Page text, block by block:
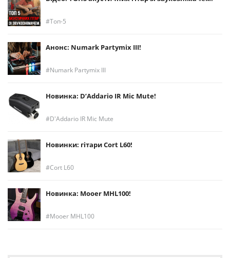
Топ-5
Анонс: Numark Partymix III!
Numark Partymix III
Новинка: D’Addario IR Mic Mute!
D'Addario IR Mic Mute
Новинки: гітари Cort L60!
Cort L60
Новинка: Mooer MHL100!
Mooer MHL100